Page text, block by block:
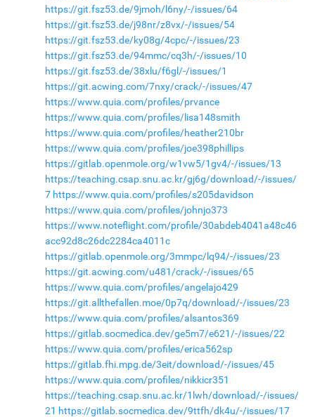
https://git.fsz53.de/9jmoh/l6ny/-/issues/64
https://git.fsz53.de/j98nr/z8vx/-/issues/54
https://git.fsz53.de/ky08g/4cpc/-/issues/23
https://git.fsz53.de/94mmc/cq3h/-/issues/10
https://git.fsz53.de/38xlu/f6gl/-/issues/1
https://git.acwing.com/7nxy/crack/-/issues/47
https://www.quia.com/profiles/prvance
https://www.quia.com/profiles/lisa148smith
https://www.quia.com/profiles/heather210br
https://www.quia.com/profiles/joe398phillips
https://gitlab.openmole.org/w1vw5/1gv4/-/issues/13
https://teaching.csap.snu.ac.kr/gj6g/download/-/issues/
7 https://www.quia.com/profiles/s205davidson
https://www.quia.com/profiles/johnjo373
https://www.noteflight.com/profile/30abdeb4041a48c46
acc92d8c26dc2284ca4011c
https://gitlab.openmole.org/3mmpc/lq94/-/issues/23
https://git.acwing.com/u481/crack/-/issues/65
https://www.quia.com/profiles/angelajo429
https://git.allthefallen.moe/0p7q/download/-/issues/23
https://www.quia.com/profiles/alsantos369
https://gitlab.socmedica.dev/ge5m7/e621/-/issues/22
https://www.quia.com/profiles/erica562sp
https://gitlab.fhi.mpg.de/3eit/download/-/issues/45
https://www.quia.com/profiles/nikkicr351
https://teaching.csap.snu.ac.kr/1lwh/download/-/issues/
21 https://gitlab.socmedica.dev/9ttfh/dk4u/-/issues/17